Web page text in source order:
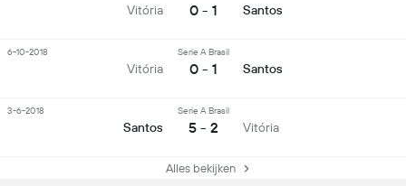
Vitória 0 - 1 Santos
Vitória
Serie A Brasil
0 - 1 Santos
6-10-2018
Santos
Serie A Brasil
5 - 2 Vitória
3-6-2018
Alles bekijken